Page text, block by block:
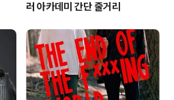
러 아카데미 간단 줄거리